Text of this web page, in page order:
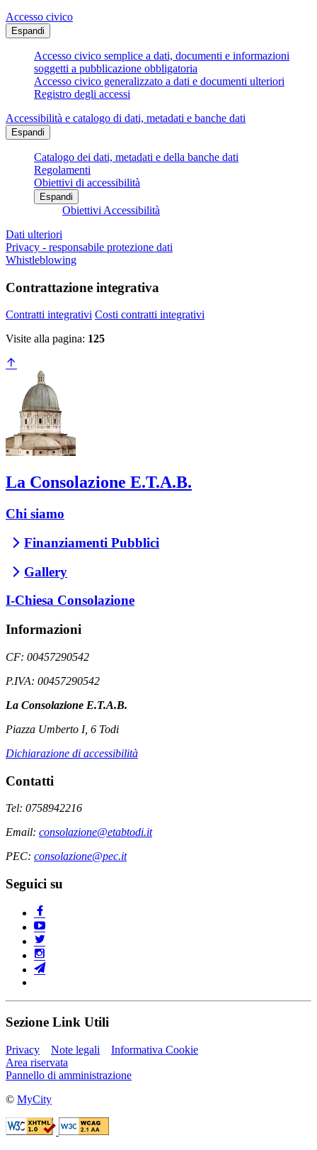
Accesso civico
Espandi
Accesso civico semplice a dati, documenti e informazioni
soggetti a pubblicazione obbligatoria
Accesso civico generalizzato a dati e documenti ulteriori
Registro degli accessi
Accessibilità e catalogo di dati, metadati e banche dati
Espandi
Catalogo dei dati, metadati e della banche dati
Regolamenti
Obiettivi di accessibilità
Espandi
Obiettivi Accessibilità
Dati ulteriori
Privacy - responsabile protezione dati
Whistleblowing
Contrattazione integrativa
Contratti integrativi Costi contratti integrativi
Visite alla pagina: 125
La Consolazione E.T.A.B.
Chi siamo
Finanziamenti Pubblici
Gallery
I-Chiesa Consolazione
Informazioni
CF: 00457290542
P.IVA: 00457290542
La Consolazione E.T.A.B.
Piazza Umberto I, 6 Todi
Dichiarazione di accessibilità
Contatti
Tel: 0758942216
Email: consolazione@etabtodi.it
PEC: consolazione@pec.it
Seguici su
Sezione Link Utili
Privacy Note legali
Informativa Cookie
Area riservata
Pannello di amministrazione
© MyCity